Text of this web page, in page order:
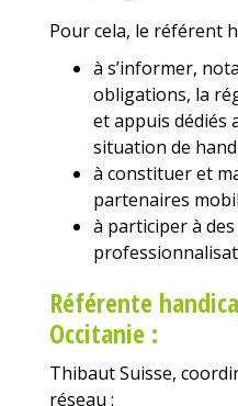
Pour cela, le référent
à s’informer,
obligations, la
et appuis dédiés
situation de
à constituer et
partenaires
à participer à
Référente
Occitanie :
Thibaut Suisse,
réseau :